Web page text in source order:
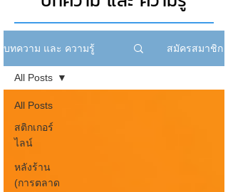
บทความ และ ความรู้ สมัครสมาชิก
All Posts
สติกเกอร์
ไลน์
หลังร้าน
(การตลาด
All Posts